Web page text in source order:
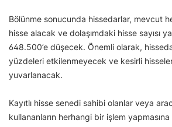
Bölünme sonucunda hissedarlar, mevcut
hisse alacak ve dolaşımdaki hisse sayısı
648.500’e düşecek. Önemli olarak,
yüzdeleri etkilenmeyecek ve kesirli
yuvarlanacak.
Kayıtlı hisse senedi sahibi olanlar veya
kullananların herhangi bir işlem